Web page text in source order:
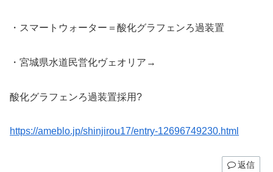
・スマートウォーター＝酸化グラフェンろ過装置
・宮城県水道民営化ヴェオリア→
酸化グラフェンろ過装置採用?
https://ameblo.jp/shinjirou17/entry-12696749230.html
返信